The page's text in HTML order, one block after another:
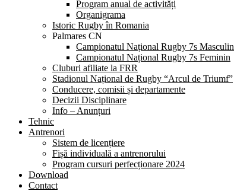
Program anual de activități
Organigrama
Istoric Rugby în Romania
Palmares CN
Campionatul Național Rugby 7s Masculin
Campionatul Național Rugby 7s Feminin
Cluburi afiliate la FRR
Stadionul Național de Rugby “Arcul de Triumf”
Conducere, comisii și departamente
Decizii Disciplinare
Info – Anunțuri
Tehnic
Antrenori
Sistem de licențiere
Fișă individuală a antrenorului
Program cursuri perfecționare 2024
Download
Contact